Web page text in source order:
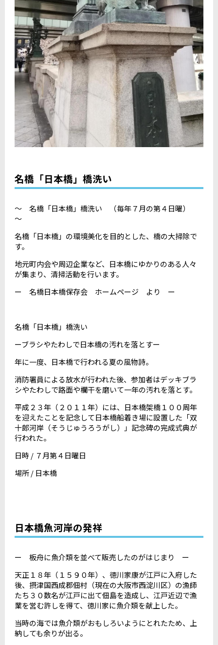
名橋「日本橋」橋洗い
～ 名橋「日本橋」橋洗い （毎年７月の第４日曜）
～
名橋「日本橋」の環境美化を目的とした、橋の大掃除で
す。
地元町内会や周辺企業など、日本橋にゆかりのある人々
が集まり、清掃活動を行います。
ー 名橋日本橋保存会 ホームページ より ー
名橋「日本橋」橋洗い
ーブラシやたわしで日本橋の汚れを落とすー
年に一度、日本橋で行われる夏の風物詩。
消防署員による放水が行われた後、参加者はデッキブラ
シやたわしで路面や欄干を磨いて一年の汚れを落とす。
平成２３年（２０１１年）には、日本橋架橋１００周年
を迎えたことを記念して日本橋船着き場に設置した「双
十郎河岸（そうじゅうろうがし）」記念碑の完成式典が
行われた。
日時 / ７月第４日曜日
場所 / 日本橋
日本橋魚河岸の発祥
ー 板舟に魚介類を並べて販売したのがはじまり ー
天正１８年（１５９０年）、徳川家康が江戸に入府した
後、摂津国西成郡佃村（現在の大阪市西淀川区）の漁師
たち３０数名が江戸に出て佃島を造成し、江戸近辺で漁
業を営む許しを得て、徳川家に魚介類を献上した。
当時の海では魚介類がおもしろいようにとれたため、上
納しても余りが出る。